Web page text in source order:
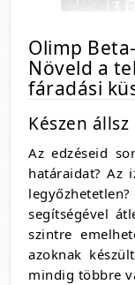
Olimp
Növeld a
fáradási
Készen
Az edzéseid
határaidat? Az
segítségével
szintre
azoknak
mindig többre